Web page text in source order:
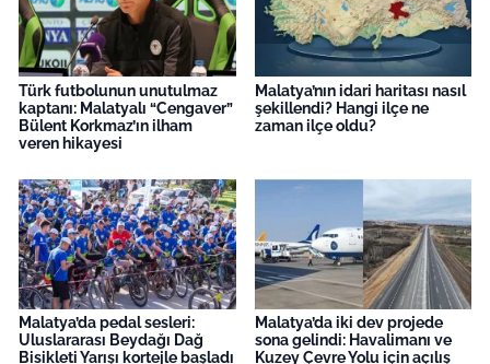
Türk futbolunun unutulmaz
kaptanı: Malatyalı “Cengaver”
Bülent Korkmaz’ın ilham
veren hikayesi
Malatya’nın idari haritası nasıl
şekillendi? Hangi ilçe ne
zaman ilçe oldu?
Malatya’da pedal sesleri:
Uluslararası Beydağı Dağ
Bisikleti Yarışı kortejle başladı
Malatya’da iki dev projede
sona gelindi: Havalimanı ve
Kuzey Çevre Yolu için açılış